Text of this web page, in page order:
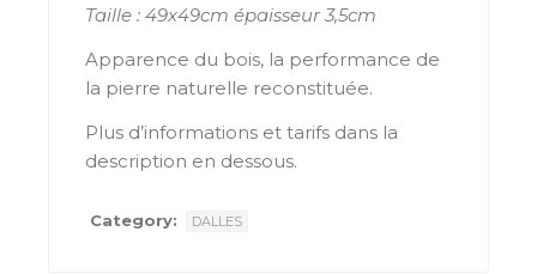
Taille : 49x49cm épaisseur 3,5cm
Apparence du bois, la performance de
la pierre naturelle reconstituée.
Plus d’informations et tarifs dans la
description en dessous.
Category: DALLES